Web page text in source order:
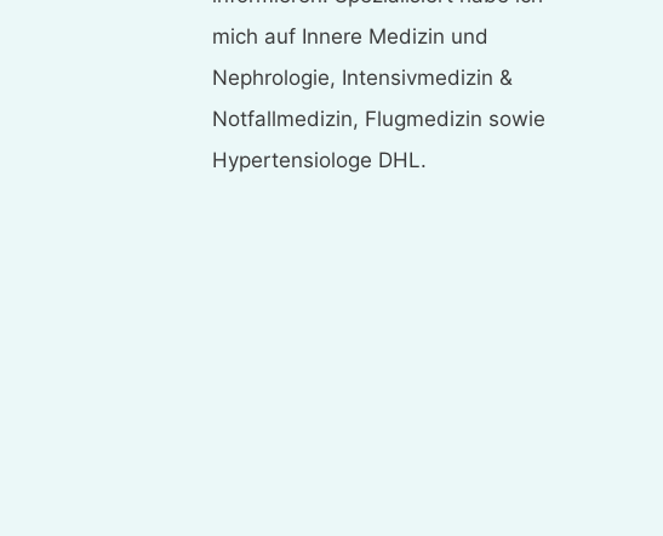
mich auf Innere Medizin und
Nephrologie, Intensivmedizin &
Notfallmedizin, Flugmedizin sowie
Hypertensiologe DHL.